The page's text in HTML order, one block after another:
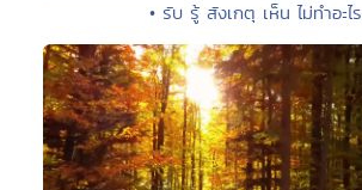
• รับ รู้ สังเกตุ เห็น ไม่ทำอะไร